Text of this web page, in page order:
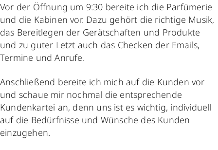
Vor der Öffnung um 9:30 bereite ich die Parfümerie
und die Kabinen vor. Dazu gehört die richtige Musik,
das Bereitlegen der Gerätschaften und Produkte
und zu guter Letzt auch das Checken der Emails,
Termine und Anrufe.
Anschließend bereite ich mich auf die Kunden vor
und schaue mir nochmal die entsprechende
Kundenkartei an, denn uns ist es wichtig, individuell
auf die Bedürfnisse und Wünsche des Kunden
einzugehen.